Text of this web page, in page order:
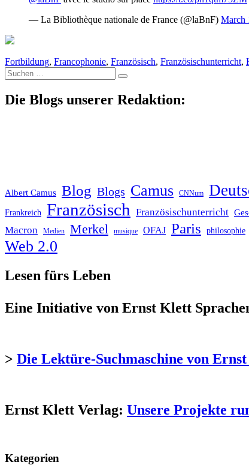
— La Bibliothèque nationale de France (@laBnF) March
Fortbildung, Francophonie, Französisch, Französischunterricht,
Suche
nach:
Die Blogs unserer Redaktion:
Albert Camus Blog Blogs Camus CNNum
Frankreich Französisch Französischunterricht
Macron Medien Merkel musique OFAJ Paris philosophie
Web 2.0
Lesen fürs Leben
Eine Initiative von Ernst Klett
> Die Lektüre-Suchmaschine von
Ernst Klett Verlag: Unsere Projekte
Kategorien